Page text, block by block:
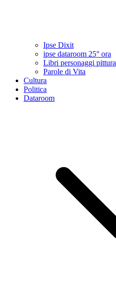
Ipse Dixit
ipse dataroom 25° ora
Libri personaggi pittura
Parole di Vita
Cultura
Politica
Dataroom